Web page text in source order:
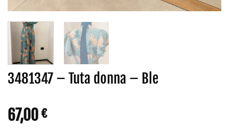
3481347 – Tuta donna – Ble
67,00 €